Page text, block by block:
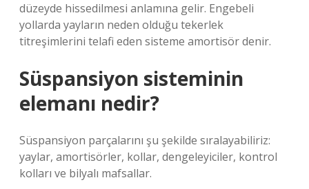
düzeyde hissedilmesi anlamına gelir. Engebeli
yollarda yayların neden olduğu tekerlek
titreşimlerini telafi eden sisteme amortisör denir.
Süspansiyon sisteminin
elemanı nedir?
Süspansiyon parçalarını şu şekilde sıralayabiliriz:
yaylar, amortisörler, kollar, dengeleyiciler, kontrol
kolları ve bilyalı mafsallar.